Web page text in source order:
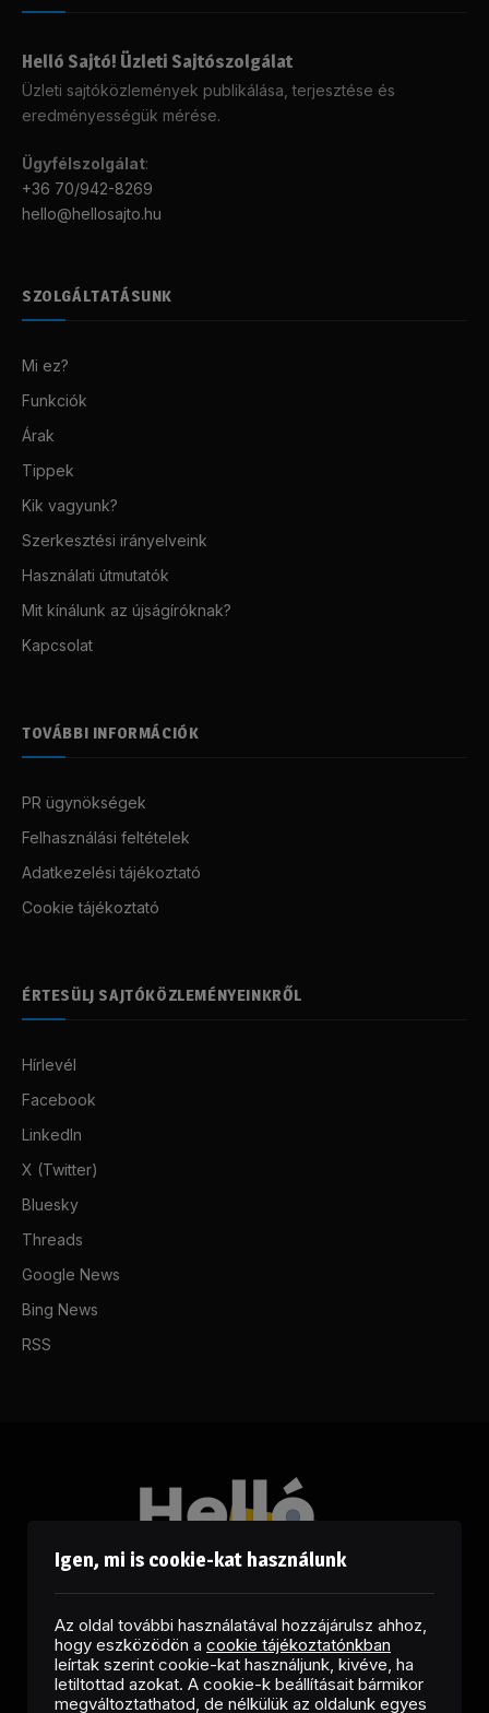
Helló Sajtó! Üzleti Sajtószolgálat
Üzleti sajtóközlemények publikálása, terjesztése és
eredményességük mérése.
Ügyfélszolgálat:
+36 70/942-8269
hello@hellosajto.hu
SZOLGÁLTATÁSUNK
Mi ez?
Funkciók
Árak
Tippek
Kik vagyunk?
Szerkesztési irányelveink
Használati útmutatók
Mit kínálunk az újságíróknak?
Kapcsolat
TOVÁBBI INFORMÁCIÓK
PR ügynökségek
Felhasználási feltételek
Adatkezelési tájékoztató
Cookie tájékoztató
ÉRTESÜLJ SAJTÓKÖZLEMÉNYEINKRŐL
Hírlevél
Facebook
LinkedIn
X (Twitter)
Bluesky
Threads
Google News
Bing News
RSS
FacebookLinkedInX RSS
Igen, mi is cookie-kat használunk
Az oldal további használatával hozzájárulsz ahhoz,
hogy eszközödön a cookie tájékoztatónkban
leírtak szerint cookie-kat használjunk, kivéve, ha
letiltottad azokat. A cookie-k beállításait bármikor
megváltoztathatod, de nélkülük az oldalunk egyes